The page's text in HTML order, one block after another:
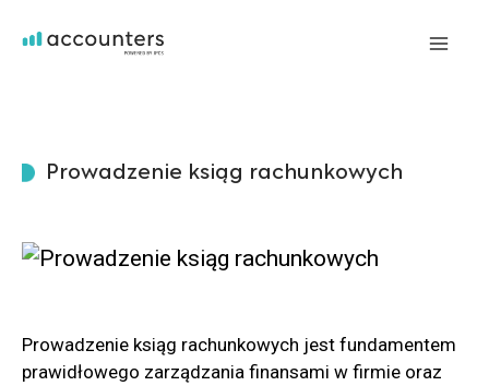
do
Prowadzenie ksiąg rachunkowych
Prowadzenie ksiąg rachunkowych jest fundamentem
prawidłowego zarządzania finansami w firmie oraz